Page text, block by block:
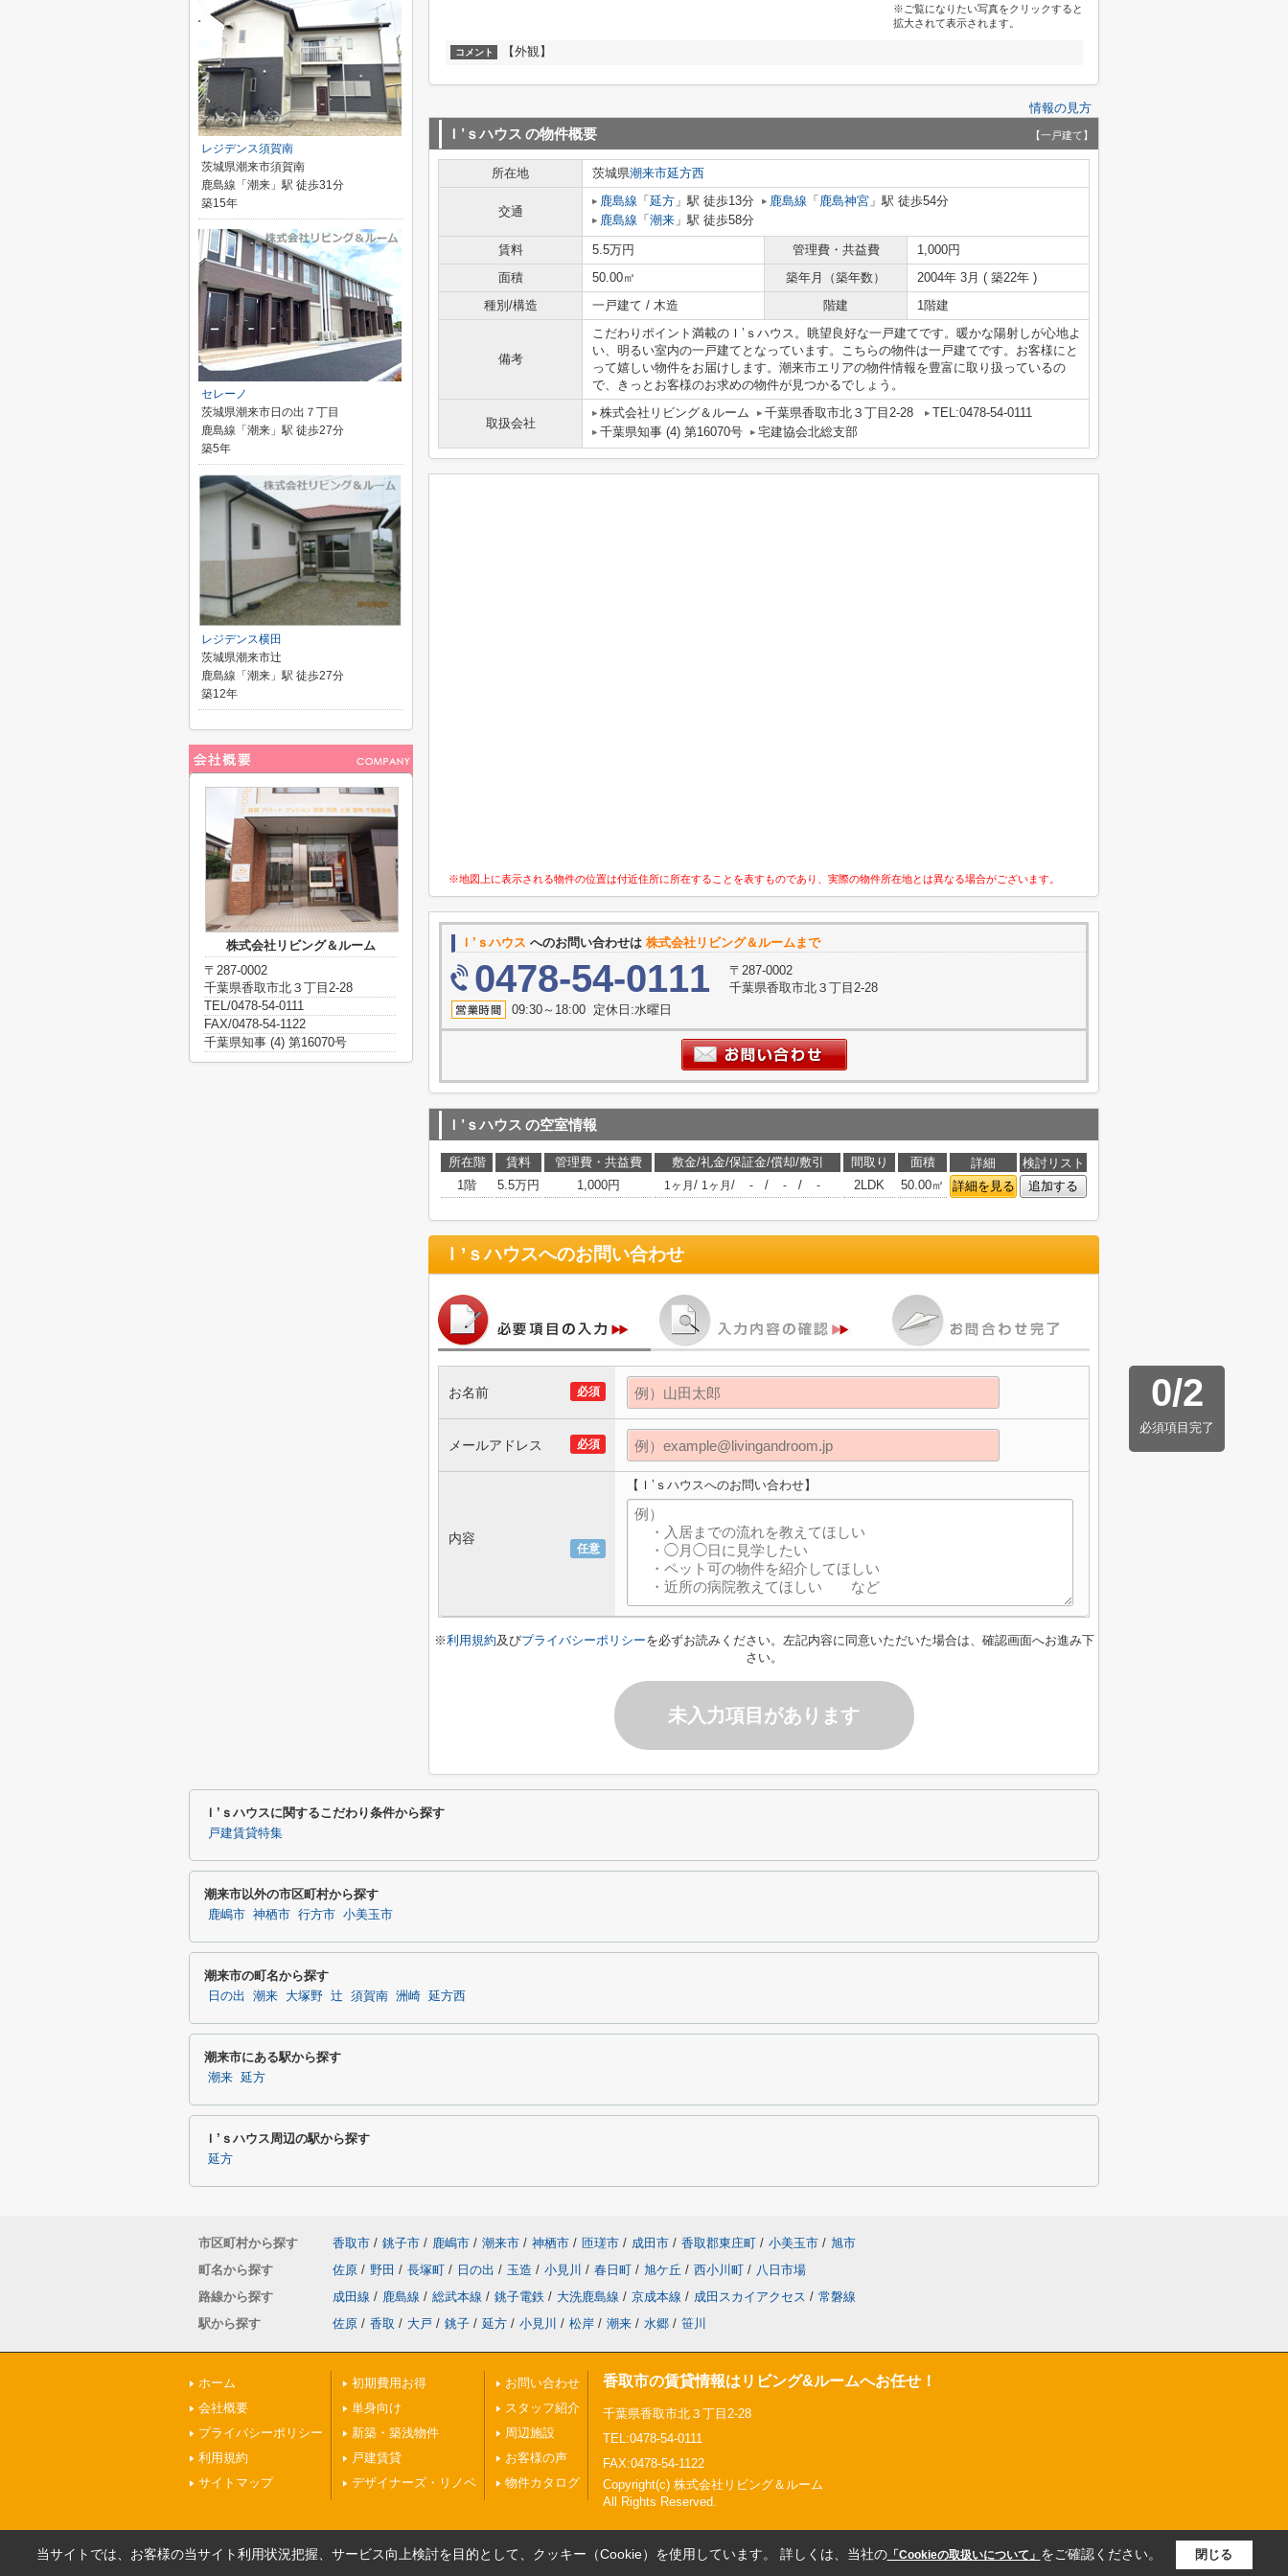
※ご覧になりたい写真をクリックすると
拡大されて表示されます。
コメント 【外観】
情報の見方
Ｉ’ｓハウス の物件概要 【一戸建て】
所在地 茨城県潮来市延方西
交通
鹿島線 「 延方 」駅 徒歩13分 鹿島線 「 鹿島神宮 」駅 徒歩54分
鹿島線 「 潮来 」駅 徒歩58分
賃料 5.5万円 管理費・共益費
1,000円
面積
50.00㎡ 築年月（築年数）
2004年 3月 ( 築22年 )
種別/構造
一戸建て / 木造 階建 1階建
備考
こだわりポイント満載のＩ’ｓハウス。眺望良好な一戸建てです。暖かな陽射しが心地よ
い、明るい室内の一戸建てとなっています。こちらの物件は一戸建てです。お客様にと
って嬉しい物件をお届けします。潮来市エリアの物件情報を豊富に取り扱っているの
で、きっとお客様のお求めの物件が見つかるでしょう。
取扱会社
株式会社リビング＆ルーム 千葉県香取市北３丁目2-28
TEL:0478-54-0111
千葉県知事 (4) 第16070号
宅建協会北総支部
※地図上に表示される物件の位置は付近住所に所在することを表すものであり、実際の物件所在地とは異なる場合がございます。
Ｉ’ｓハウス へのお問い合わせは 株式会社リビング＆ルームまで
0478-54-0111
〒287-0002
千葉県香取市北３丁目2-28
09:30～18:00 定休日:水曜日
Ｉ’ｓハウス の空室情報
所在階 賃料 管理費・共益費 敷金/礼金/保証金/償却/敷引 間取り 面積 詳細
検討リスト
1階
5.5万円 1,000円 1ヶ月 / 1ヶ月 / - / - / - 2LDK 50.00㎡ 詳細を見る 追加する
Ｉ’ｓハウスへのお問い合わせ
0/2
必須項目完了
必須
お名前
必須
メールアドレス
任意
内容
【Ｉ’ｓハウスへのお問い合わせ】
※利用規約及びプライバシーポリシーを必ずお読みください。左記内容に同意いただいた場合は、確認画面へお進み下
さい。
未入力項目があります
レジデンス須賀南
茨城県潮来市須賀南
鹿島線「潮来」駅 徒歩31分
築15年
セレーノ
茨城県潮来市日の出７丁目
鹿島線「潮来」駅 徒歩27分
築5年
レジデンス横田
茨城県潮来市辻
鹿島線「潮来」駅 徒歩27分
築12年
株式会社リビング＆ルーム
〒287-0002
千葉県香取市北３丁目2-28
TEL/0478-54-0111
FAX/0478-54-1122
千葉県知事 (4) 第16070号
Ｉ’ｓハウスに関するこだわり条件から探す
戸建賃貸特集
潮来市以外の市区町村から探す
鹿嶋市 神栖市 行方市 小美玉市
潮来市の町名から探す
日の出 潮来 大塚野 辻 須賀南 洲崎 延方西
潮来市にある駅から探す
潮来 延方
Ｉ’ｓハウス周辺の駅から探す
延方
市区町村から探す 香取市 / 銚子市 / 鹿嶋市 / 潮来市 / 神栖市 / 匝瑳市 / 成田市 / 香取郡東庄町 / 小美玉市 / 旭市
町名から探す
佐原 / 野田 / 長塚町 / 日の出 / 玉造 / 小見川 / 春日町 / 旭ケ丘 / 西小川町 / 八日市場
路線から探す
成田線 / 鹿島線 / 総武本線 / 銚子電鉄 / 大洗鹿島線 / 京成本線 / 成田スカイアクセス / 常磐線
駅から探す
佐原 / 香取 / 大戸 / 銚子 / 延方 / 小見川 / 松岸 / 潮来 / 水郷 / 笹川
ホーム
会社概要
プライバシーポリシー
利用規約
サイトマップ
初期費用お得
単身向け
新築・築浅物件
戸建賃貸
デザイナーズ・リノベ
お問い合わせ
スタッフ紹介
周辺施設
お客様の声
物件カタログ
香取市の賃貸情報はリビング&ルームへお任せ！
千葉県香取市北３丁目2-28
TEL:0478-54-0111
FAX:0478-54-1122
Copyright(c) 株式会社リビング＆ルーム
All Rights Reserved.
当サイトでは、お客様の当サイト利用状況把握、サービス向上検討を目的として、クッキー（Cookie）を使用しています。 詳しくは、当社の「Cookieの取扱いについて」 をご確認ください。 閉じる